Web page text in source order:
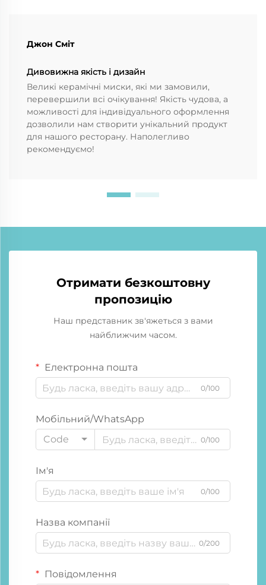
Джон Сміт
Дивовижна якість і дизайн
Великі керамічні миски, які ми замовили,
перевершили всі очікування! Якість чудова, а
можливості для індивідуального оформлення
дозволили нам створити унікальний продукт
для нашого ресторану. Наполегливо
рекомендуємо!
Отримати безкоштовну
пропозицію
Наш представник зв'яжеться з вами
найближчим часом.
Електронна пошта
0/100
Мобільний/WhatsApp
Code
0/100
Ім'я
0/100
Назва компанії
0/200
Повідомлення